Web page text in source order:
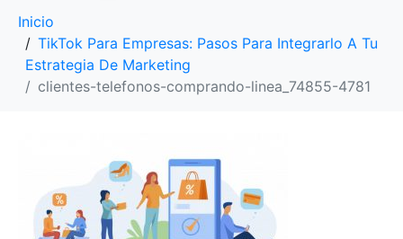
Inicio
TikTok Para Empresas: Pasos Para Integrarlo A Tu
Estrategia De Marketing
clientes-telefonos-comprando-linea_74855-4781